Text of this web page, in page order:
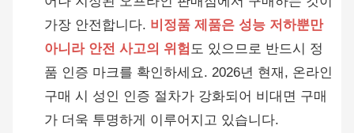
가장 안전합니다. 비정품 제품은 성능 저하뿐만
아니라 안전 사고의 위험 도 있으므로 반드시 정
품 인증 마크를 확인하세요. 2026년 현재, 온라인
구매 시 성인 인증 절차가 강화되어 비대면 구매
가 더욱 투명하게 이루어지고 있습니다.